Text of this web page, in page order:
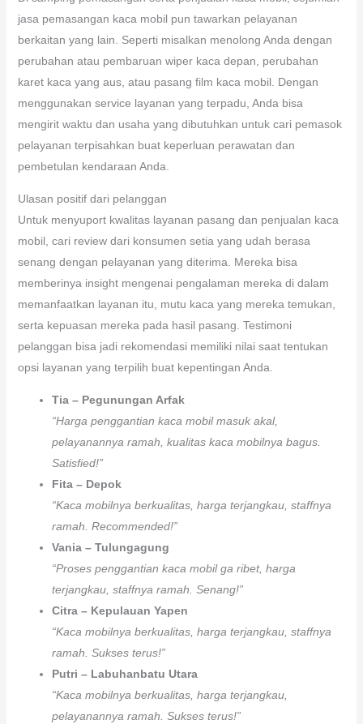
jasa pemasangan kaca mobil pun tawarkan pelayanan
berkaitan yang lain. Seperti misalkan menolong Anda dengan
perubahan atau pembaruan wiper kaca depan, perubahan
karet kaca yang aus, atau pasang film kaca mobil. Dengan
menggunakan service layanan yang terpadu, Anda bisa
mengirit waktu dan usaha yang dibutuhkan untuk cari pemasok
pelayanan terpisahkan buat keperluan perawatan dan
pembetulan kendaraan Anda.
Ulasan positif dari pelanggan
Untuk menyuport kwalitas layanan pasang dan penjualan kaca
mobil, cari review dari konsumen setia yang udah berasa
senang dengan pelayanan yang diterima. Mereka bisa
memberinya insight mengenai pengalaman mereka di dalam
memanfaatkan layanan itu, mutu kaca yang mereka temukan,
serta kepuasan mereka pada hasil pasang. Testimoni
pelanggan bisa jadi rekomendasi memiliki nilai saat tentukan
opsi layanan yang terpilih buat kepentingan Anda.
Tia – Pegunungan Arfak
“Harga penggantian kaca mobil masuk akal,
pelayanannya ramah, kualitas kaca mobilnya bagus.
Satisfied!”
Fita – Depok
“Kaca mobilnya berkualitas, harga terjangkau, staffnya
ramah. Recommended!”
Vania – Tulungagung
“Proses penggantian kaca mobil ga ribet, harga
terjangkau, staffnya ramah. Senang!”
Citra – Kepulauan Yapen
“Kaca mobilnya berkualitas, harga terjangkau, staffnya
ramah. Sukses terus!”
Putri – Labuhanbatu Utara
“Kaca mobilnya berkualitas, harga terjangkau,
pelayanannya ramah. Sukses terus!”